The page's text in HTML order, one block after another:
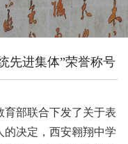
先进集体”荣誉称号
育部联合下发了关于表
决定，西安翱翔中学